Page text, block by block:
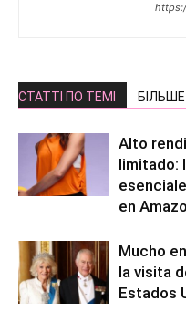
СТАТТІ ПО ТЕМІ
Alto
limitado:
en
Mucho
la visita
Estados